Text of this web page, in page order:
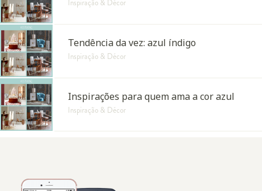
Inspiração & Décor
Tendência da vez: azul índigo
Inspiração & Décor
Inspirações para quem ama a cor azul
Inspiração & Décor